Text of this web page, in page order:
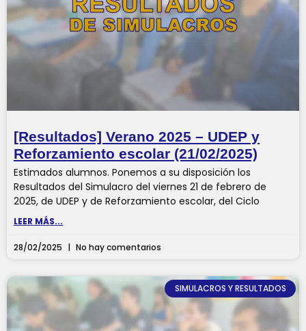
[Resultados] Verano 2025 – UDEP y
Reforzamiento escolar (21/02/2025)
Estimados alumnos. Ponemos a su disposición los
Resultados del Simulacro del viernes 21 de febrero de
2025, de UDEP y de Reforzamiento escolar, del Ciclo
LEER MÁS...
28/02/2025 No hay comentarios
SIMULACROS Y RESULTADOS